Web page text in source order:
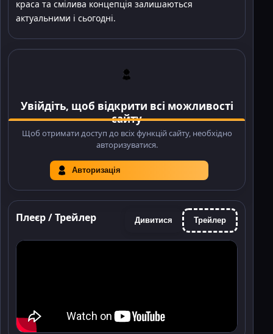
краса та смілива концепція залишаються
актуальними і сьогодні.
Увійдіть, щоб відкрити всі можливості
сайту
Щоб отримати доступ до всіх функцій сайту, необхідно
авторизуватися.
Авторизація
Плеєр / Трейлер Дивитися Трейлер